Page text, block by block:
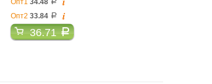
Опт2 33.84 a i
36.71a